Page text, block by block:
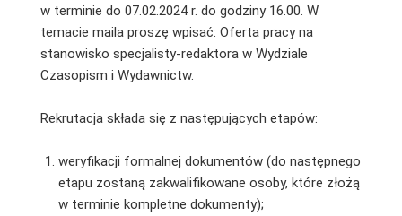
w terminie do 07.02.2024 r. do godziny 16.00. W
temacie maila proszę wpisać: Oferta pracy na
stanowisko specjalisty-redaktora w Wydziale
Czasopism i Wydawnictw.
Rekrutacja składa się z następujących etapów:
weryfikacji formalnej dokumentów (do następnego
etapu zostaną zakwalifikowane osoby, które złożą
w terminie kompletne dokumenty);